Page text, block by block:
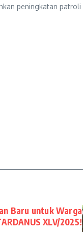
peningkatan
Baru untuk Warga
XLV/2025!